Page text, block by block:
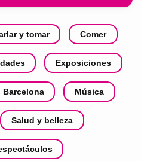
y tomar Comer
Exposiciones
Barcelona Música
Salud y belleza